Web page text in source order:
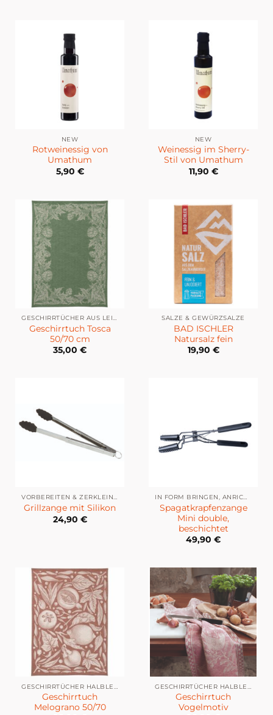
NEW
Rotweinessig von
Umathum
5,90 €
NEW
Weinessig im Sherry-
Stil von Umathum
11,90 €
GESCHIRRTÜCHER AUS LEINEN
Geschirrtuch Tosca
50/70 cm
35,00 €
SALZE & GEWÜRZSALZE
BAD ISCHLER
Natursalz fein
19,90 €
VORBEREITEN & ZERKLEINERN
Grillzange mit Silikon
24,90 €
IN FORM BRINGEN, ANRICHTEN & DEKORIEREN
Spagatkrapfenzange
Mini double,
beschichtet
49,90 €
GESCHIRRTÜCHER HALBLEINEN
Geschirrtuch
Melograno 50/70
GESCHIRRTÜCHER HALBLEINEN
Geschirrtuch
Vogelmotiv